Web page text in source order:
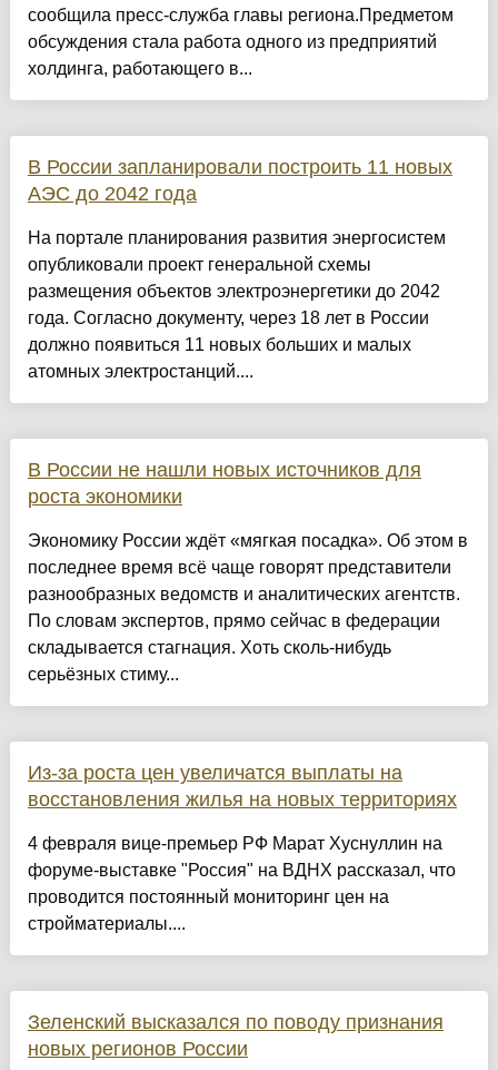
сообщила пресс-служба главы региона.Предметом
обсуждения стала работа одного из предприятий
холдинга, работающего в...
В России запланировали построить 11 новых
АЭС до 2042 года
На портале планирования развития энергосистем
опубликовали проект генеральной схемы
размещения объектов электроэнергетики до 2042
года. Согласно документу, через 18 лет в России
должно появиться 11 новых больших и малых
атомных электростанций....
В России не нашли новых источников для
роста экономики
Экономику России ждёт «мягкая посадка». Об этом в
последнее время всё чаще говорят представители
разнообразных ведомств и аналитических агентств.
По словам экспертов, прямо сейчас в федерации
складывается стагнация. Хоть сколь-нибудь
серьёзных стиму...
Из-за роста цен увеличатся выплаты на
восстановления жилья на новых территориях
4 февраля вице-премьер РФ Марат Хуснуллин на
форуме-выставке "Россия" на ВДНХ рассказал, что
проводится постоянный мониторинг цен на
стройматериалы....
Зеленский высказался по поводу признания
новых регионов России